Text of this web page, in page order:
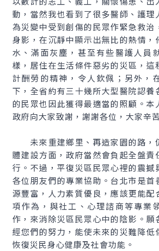
動，當然我也看到了很多醫師、護理
為災變中受到創傷的民眾作緊急救治
身影，在沉靜中顯示出無比的熱情，
水、滿面灰塵，甚至有些醫護人員
樣，居住在生活條件惡劣的災區，這
計酬勞的精神，令人欽佩；另外，
下，全省約有三十幾所大型醫院認養
的民眾也因此獲得最適當的照顧。本
政府向大家致謝，謝謝各位，大家辛
未來重建鄉里、再造家園的路，
體建設方面，政府當然會負起全盤責
行。不過，平復災區民眾心裡的震撼
各位朋友們的專業協助。台北市是首
源豐富，人力素質優良，應該更能配
項作為，與社工、心理諮商等專業
作，來消除災區民眾心中的陰影。願
經您們的努力，能使未來的災難降低
恢復災民身心健康及社會功能。